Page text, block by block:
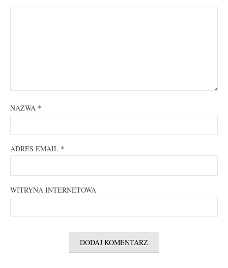
NAZWA *
ADRES EMAIL *
WITRYNA INTERNETOWA